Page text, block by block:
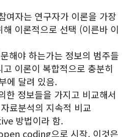
여자는 연구자가 이론을 가장
이론적으로 선택 (이른바 이
해야 하는가는 정보의 범주들
이론이 복합적으로 충분히
에 달려 있음.
한 정보들을 가지고 비교해서
료분석의 지속적 비교
방법이라 함.
coding으로 시작. 이것은